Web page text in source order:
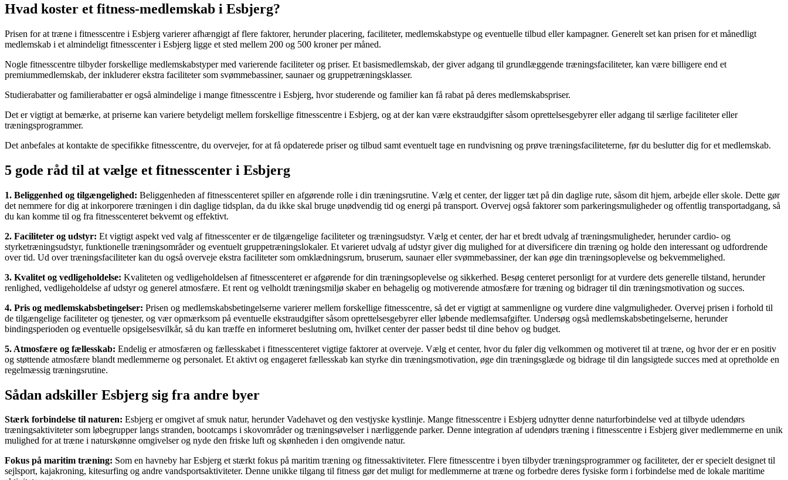
Hvad koster et fitness-medlemskab i Esbjerg?
Prisen for at træne i fitnesscentre i Esbjerg varierer afhængigt af flere faktorer, herunder placering, faciliteter, medlemskabstype og eventuelle tilbud eller kampagner. Generelt set kan prisen for et månedligt
medlemskab i et almindeligt fitnesscenter i Esbjerg ligge et sted mellem 200 og 500 kroner per måned.
Nogle fitnesscentre tilbyder forskellige medlemskabstyper med varierende faciliteter og priser. Et basismedlemskab, der giver adgang til grundlæggende træningsfaciliteter, kan være billigere end et
premiummedlemskab, der inkluderer ekstra faciliteter som svømmebassiner, saunaer og gruppetræningsklasser.
Studierabatter og familierabatter er også almindelige i mange fitnesscentre i Esbjerg, hvor studerende og familier kan få rabat på deres medlemskabspriser.
Det er vigtigt at bemærke, at priserne kan variere betydeligt mellem forskellige fitnesscentre i Esbjerg, og at der kan være ekstraudgifter såsom oprettelsesgebyrer eller adgang til særlige faciliteter eller
træningsprogrammer.
Det anbefales at kontakte de specifikke fitnesscentre, du overvejer, for at få opdaterede priser og tilbud samt eventuelt tage en rundvisning og prøve træningsfaciliteterne, før du beslutter dig for et medlemskab.
5 gode råd til at vælge et fitnesscenter i Esbjerg
1. Beliggenhed og tilgængelighed: Beliggenheden af fitnesscenteret spiller en afgørende rolle i din træningsrutine. Vælg et center, der ligger tæt på din daglige rute, såsom dit hjem, arbejde eller skole. Dette gør
det nemmere for dig at inkorporere træningen i din daglige tidsplan, da du ikke skal bruge unødvendig tid og energi på transport. Overvej også faktorer som parkeringsmuligheder og offentlig transportadgang, så
du kan komme til og fra fitnesscenteret bekvemt og effektivt.
2. Faciliteter og udstyr: Et vigtigt aspekt ved valg af fitnesscenter er de tilgængelige faciliteter og træningsudstyr. Vælg et center, der har et bredt udvalg af træningsmuligheder, herunder cardio- og
styrketræningsudstyr, funktionelle træningsområder og eventuelt gruppetræningslokaler. Et varieret udvalg af udstyr giver dig mulighed for at diversificere din træning og holde den interessant og udfordrende
over tid. Ud over træningsfaciliteter kan du også overveje ekstra faciliteter som omklædningsrum, bruserum, saunaer eller svømmebassiner, der kan øge din træningsoplevelse og bekvemmelighed.
3. Kvalitet og vedligeholdelse: Kvaliteten og vedligeholdelsen af fitnesscenteret er afgørende for din træningsoplevelse og sikkerhed. Besøg centeret personligt for at vurdere dets generelle tilstand, herunder
renlighed, vedligeholdelse af udstyr og generel atmosfære. Et rent og velholdt træningsmiljø skaber en behagelig og motiverende atmosfære for træning og bidrager til din træningsmotivation og succes.
4. Pris og medlemskabsbetingelser: Prisen og medlemskabsbetingelserne varierer mellem forskellige fitnesscentre, så det er vigtigt at sammenligne og vurdere dine valgmuligheder. Overvej prisen i forhold til
de tilgængelige faciliteter og tjenester, og vær opmærksom på eventuelle ekstraudgifter såsom oprettelsesgebyrer eller løbende medlemsafgifter. Undersøg også medlemskabsbetingelserne, herunder
bindingsperioden og eventuelle opsigelsesvilkår, så du kan træffe en informeret beslutning om, hvilket center der passer bedst til dine behov og budget.
5. Atmosfære og fællesskab: Endelig er atmosfæren og fællesskabet i fitnesscenteret vigtige faktorer at overveje. Vælg et center, hvor du føler dig velkommen og motiveret til at træne, og hvor der er en positiv
og støttende atmosfære blandt medlemmerne og personalet. Et aktivt og engageret fællesskab kan styrke din træningsmotivation, øge din træningsglæde og bidrage til din langsigtede succes med at opretholde en
regelmæssig træningsrutine.
Sådan adskiller Esbjerg sig fra andre byer
Stærk forbindelse til naturen: Esbjerg er omgivet af smuk natur, herunder Vadehavet og den vestjyske kystlinje. Mange fitnesscentre i Esbjerg udnytter denne naturforbindelse ved at tilbyde udendørs
træningsaktiviteter som løbegrupper langs stranden, bootcamps i skovområder og træningsøvelser i nærliggende parker. Denne integration af udendørs træning i fitnesscentre i Esbjerg giver medlemmerne en unik
mulighed for at træne i naturskønne omgivelser og nyde den friske luft og skønheden i den omgivende natur.
Fokus på maritim træning: Som en havneby har Esbjerg et stærkt fokus på maritim træning og fitnessaktiviteter. Flere fitnesscentre i byen tilbyder træningsprogrammer og faciliteter, der er specielt designet til
sejlsport, kajakroning, kitesurfing og andre vandsportsaktiviteter. Denne unikke tilgang til fitness gør det muligt for medlemmerne at træne og forbedre deres fysiske form i forbindelse med de lokale maritime